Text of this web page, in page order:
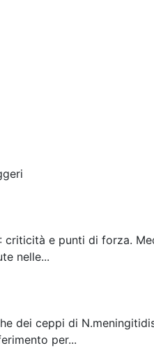
criticità e punti di forza.
nelle...
dei ceppi di
per...